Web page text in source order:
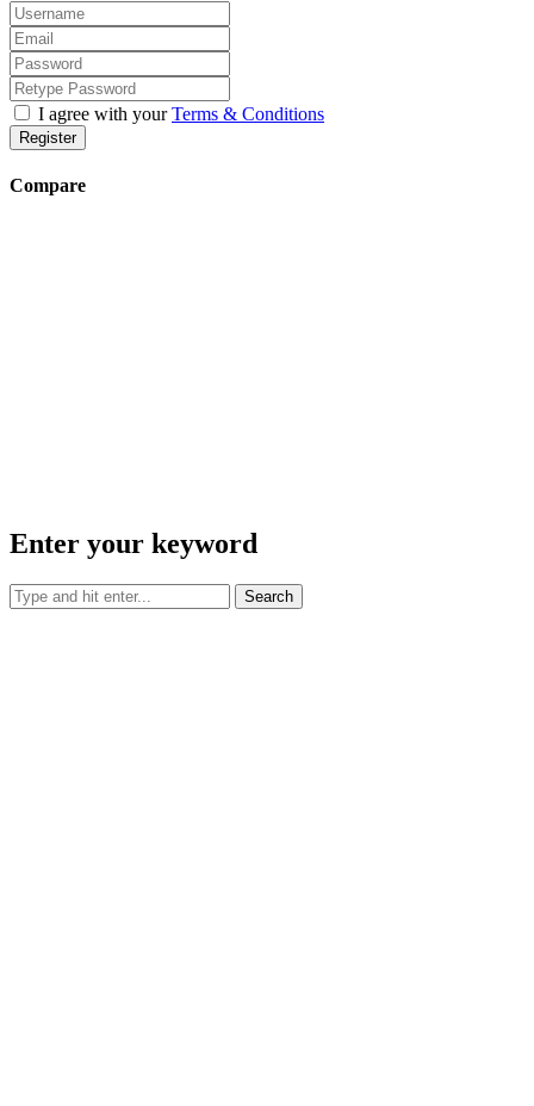
I agree with yourTerms & Conditions
Register
Compare
Enter your keyword
Search